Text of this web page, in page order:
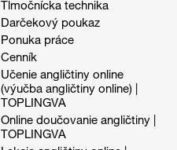
Tlmočnícka technika
Darčekový poukaz
Ponuka práce
Cenník
Učenie angličtiny online
(výučba angličtiny online) |
TOPLINGVA
Online doučovanie angličtiny |
TOPLINGVA